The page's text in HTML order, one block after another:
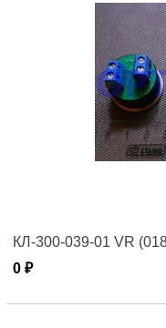
КЛ-300-039-01 VR
0 ₽